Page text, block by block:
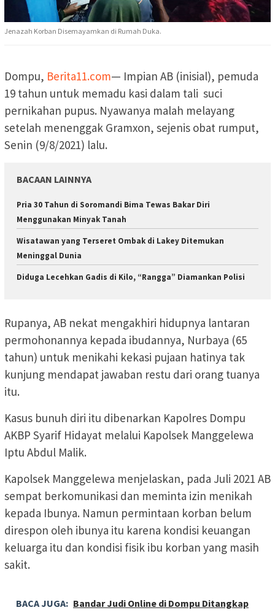
Jenazah Korban Disemayamkan di Rumah Duka.
Dompu, Berita11.com— Impian AB (inisial), pemuda
19 tahun untuk memadu kasi dalam tali suci
pernikahan pupus. Nyawanya malah melayang
setelah menenggak Gramxon, sejenis obat rumput,
Senin (9/8/2021) lalu.
BACAAN LAINNYA
Pria 30 Tahun di Soromandi Bima Tewas Bakar Diri
Menggunakan Minyak Tanah
Wisatawan yang Terseret Ombak di Lakey Ditemukan
Meninggal Dunia
Diduga Lecehkan Gadis di Kilo, “Rangga” Diamankan Polisi
Rupanya, AB nekat mengakhiri hidupnya lantaran
permohonannya kepada ibudannya, Nurbaya (65
tahun) untuk menikahi kekasi pujaan hatinya tak
kunjung mendapat jawaban restu dari orang tuanya
itu.
Kasus bunuh diri itu dibenarkan Kapolres Dompu
AKBP Syarif Hidayat melalui Kapolsek Manggelewa
Iptu Abdul Malik.
Kapolsek Manggelewa menjelaskan, pada Juli 2021 AB
sempat berkomunikasi dan meminta izin menikah
kepada Ibunya. Namun permintaan korban belum
direspon oleh ibunya itu karena kondisi keuangan
keluarga itu dan kondisi fisik ibu korban yang masih
sakit.
BACA JUGA: Bandar Judi Online di Dompu Ditangkap